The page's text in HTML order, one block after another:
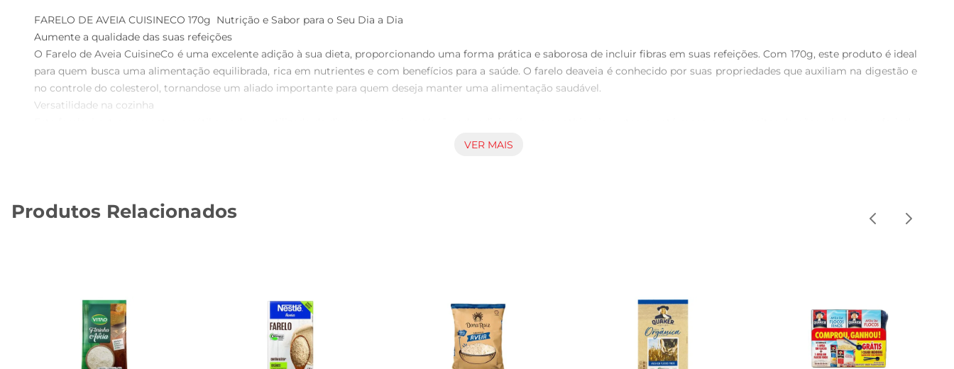
FARELO DE AVEIA CUISINECO 170g  Nutrição e Sabor para o Seu Dia a Dia
Aumente a qualidade das suas refeições
O Farelo de Aveia CuisineCo é uma excelente adição à sua dieta, proporcionando uma forma prática e saborosa de incluir fibras em suas refeições. Com 170g, este produto é ideal
para quem busca uma alimentação equilibrada, rica em nutrientes e com benefícios para a saúde. O farelo deaveia é conhecido por suas propriedades que auxiliam na digestão e
no controle do colesterol, tornandose um aliado importante para quem deseja manter uma alimentação saudável.
Versatilidade na cozinha
uma textura especial e um toque nutritivo. Sua capacidade de absorver líquidos permite que ele se misture facilmente a diferentes preparações, enriquecendo o sabor e a
de saciedade, auxiliando no controle do peso. Ademais, as fibras presentes no farelo de aveia podem contribuir para a redução dos níveis de colesterol LDL, conhecido como
VER MAIS
Produtos Relacionados